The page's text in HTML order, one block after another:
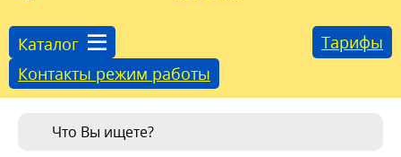
Каталог
Тарифы
Контакты режим работы